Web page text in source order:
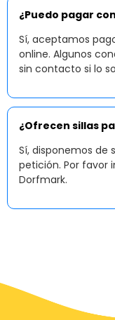
¿Puedo pagar
Sí, aceptamos
online. Algunos
sin contacto si lo
¿Ofrecen sillas
Sí, disponemos de
petición. Por favor
Dorfmark.